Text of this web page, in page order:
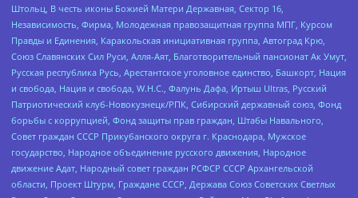
Штольц, В честь иконы Божией Матери Державная, Сектор 16,
Независимость, Фирма, Молодежная правозащитная группа МПГ, Курсом
Правды и Единения, Каракольская инициативная группа, Автоград Крю,
Союз Славянских Сил Руси, Алля-Аят, Благотворительный пансионат Ак Умут,
Русская республика Русь, Арестантское уголовное единство, Башкорт, Нация
и свобода, Нация и свобода, W.H.С., Фалунь Дафа, Иртыш Ultras, Русский
Патриотический клуб-Новокузнецк/РПК, Сибирский державный союз, Фонд
борьбы с коррупцией, Фонд защиты прав граждан, Штабы Навального,
Совет граждан СССР Прикубанского округа г. Краснодара, Мужское
государство, Народное объединение русского движения, Народное
движение Адат, Народный совет граждан РСФСР СССР Архангельской
области, Проект Штурм, Граждане СССР, Держава Союз Советских Светлых